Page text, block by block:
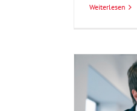
Weiterlesen